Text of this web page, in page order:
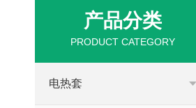
产品分类
PRODUCT CATEGORY
电热套